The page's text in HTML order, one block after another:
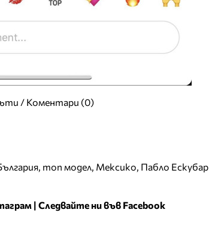
/ Коментари (0)
топ модел Мексико Пабло Ескубар
| Следвайте ни във Facebook